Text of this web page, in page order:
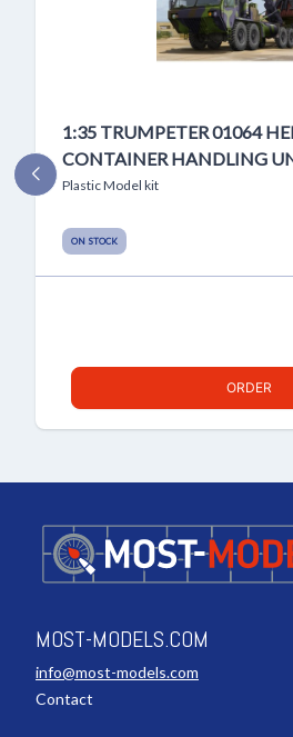
1:35 TRUMPETER 01064
CONTAINER HANDLING
Plastic Model kit
ON STOCK
ORDER
MOST-MODELS.COM
info@most-models.com
Contact